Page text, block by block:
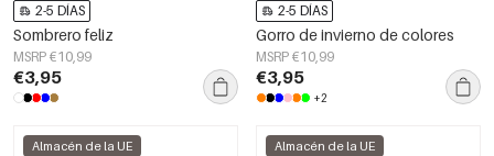
2-5 DÍAS
Sombrero feliz
MSRP €10,99
€3,95
2-5 DÍAS
Gorro de invierno de colores
MSRP €10,99
€3,95
+2
Almacén de la UE Almacén de la UE